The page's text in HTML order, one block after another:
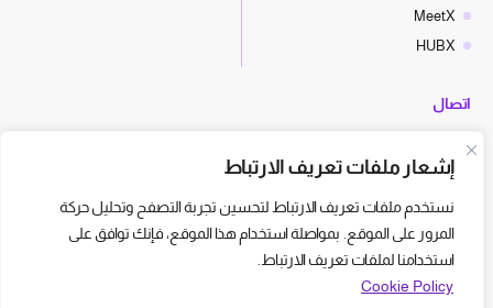
إشعار ملفات تعريف الارتباط
نستخدم ملفات تعريف الارتباط لتحسين تجربة التصفح وتحليل حركة
المرور على الموقع. بمواصلة استخدام هذا الموقع، فإنك توافق على
استخدامنا لملفات تعريف الارتباط.
Cookie Policy
MeetX
HUBX
اتصال
hello@cyberx.world